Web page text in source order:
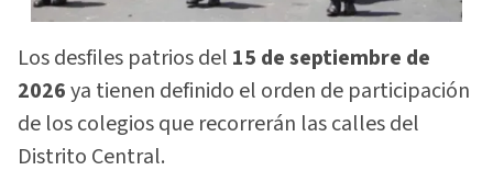
Los desfiles patrios del 15 de septiembre de
2026ya tienen definido el orden de participación
de los colegios que recorrerán las calles del
Distrito Central.